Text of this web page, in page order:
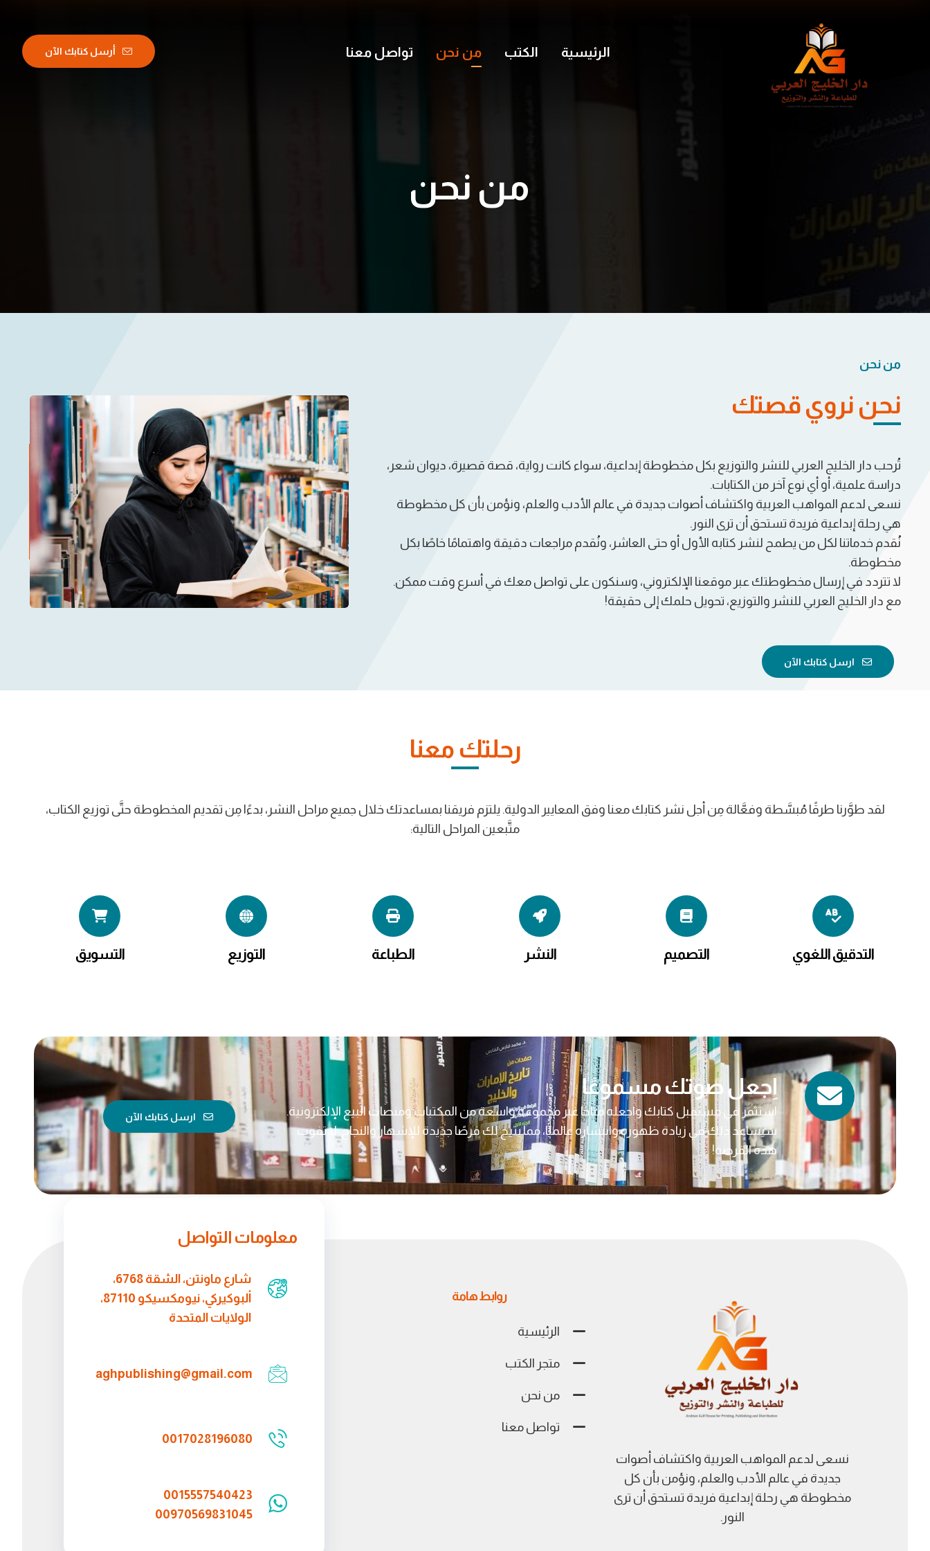
الرئيسية الكتب من نحن تواصل معنا أرسل كتابك الآن
من نحن
من نحن
نحن نروي قصتك
تُرحب دار الخليج العربي للنشر والتوزيع بكل مخطوطة إبداعية، سواء كانت رواية، قصة قصيرة، ديوان شعر،
دراسة علمية، أو أي نوع آخر من الكتابات.
نسعى لدعم المواهب العربية واكتشاف أصوات جديدة في عالم الأدب والعلم، ونؤمن بأن كل مخطوطة
هي رحلة إبداعية فريدة تستحق أن ترى النور.
نُقدم خدماتنا لكل من يطمح لنشر كتابه الأول أو حتى العاشر، ونُقدم مراجعات دقيقة واهتمامًا خاصًا بكل
مخطوطة.
لا تتردد في إرسال مخطوطتك عبر موقعنا الإلكتروني، وسنكون على تواصل معك في أسرع وقت ممكن.
مع دار الخليج العربي للنشر والتوزيع، تحويل حلمك إلى حقيقة!
ارسل كتابك الآن
رحلتك معنا
لقد طوَّرنا طرقًا مُبسَّطة وفعَّالة مِن أجل نشر كتابك معنا وفق المعايير الدولية. يلتزم فريقنا بمساعدتك خلال جميع مراحل النشر، بدءًا مِن تقديم المخطوطة حتَّى توزيع الكتاب،
متَّبعين المراحل التالية:
التدقيق اللغوي التصميم النشر الطباعة التوزيع التسويق
اِجعل صوتك مسموعًا
استثمر في مستقبل كتابك واجعله متاحًا عبر مجموعة واسعة من المكتبات ومنصات البيع الإلكترونية.
سيساعد ذلك في زيادة ظهوره وانتشاره عالميًا، مما يتيح لك فرصًا جديدة للإشهار والنجاح. لا تفوت
هذه الفرصة!
ارسل كتابك الآن
نسعى لدعم المواهب العربية واكتشاف أصوات
جديدة في عالم الأدب والعلم، ونؤمن بأن كل
مخطوطة هي رحلة إبداعية فريدة تستحق أن ترى
النور.
روابط هامة
الرئيسية
متجر الكتب
من نحن
تواصل معنا
معلومات التواصل
شارع ماونتن، الشقة 6768،
ألبوكيركي، نيومكسيكو 87110،
الولايات المتحدة
aghpublishing@gmail.com
0017028196080
0015557540423
00970569831045